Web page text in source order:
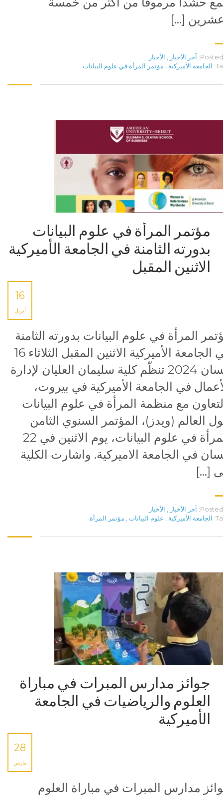
[…]
Posted آخر الأخبار
الأخبار
الجامعة الأميركية مؤتمر المرأة في علوم البيانات
مؤتمر المرأة في علوم البيانات
بدورته الثامنة في الجامعة الأميركية
الاثنين المقبل
16
أبريل
المرأة في علوم البيانات بدورته الثامنة
في الجامعة الأميركية الاثنين المقبل الثلاثاء 16
نيسان 2024 تنظّم كلية سليمان العليان لإدارة
في الجامعة الأميركية في بيروت،
مع منظمة المرأة في علوم البيانات
العالم (ويدز)، المؤتمر السنوي الثامن
للمرأة في علوم البيانات، يوم الاثنين في 22
في الجامعة الاميركية. واشارت الكلية
[…]
Posted آخر الأخبار
الأخبار
الجامعة الأميركية علوم البيانات مؤتمر المرأة
جوائز مدارس المبرات في مباراة
العلوم والرياضيات في الجامعة
الأميركية
28
مارس
مدارس المبرات في مباراة العلوم